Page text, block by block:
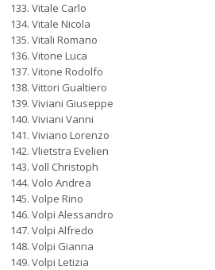
Vitale Carlo
Vitale Nicola
Vitali Romano
Vitone Luca
Vitone Rodolfo
Vittori Gualtiero
Viviani Giuseppe
Viviani Vanni
Viviano Lorenzo
Vlietstra Evelien
Voll Christoph
Volo Andrea
Volpe Rino
Volpi Alessandro
Volpi Alfredo
Volpi Gianna
Volpi Letizia